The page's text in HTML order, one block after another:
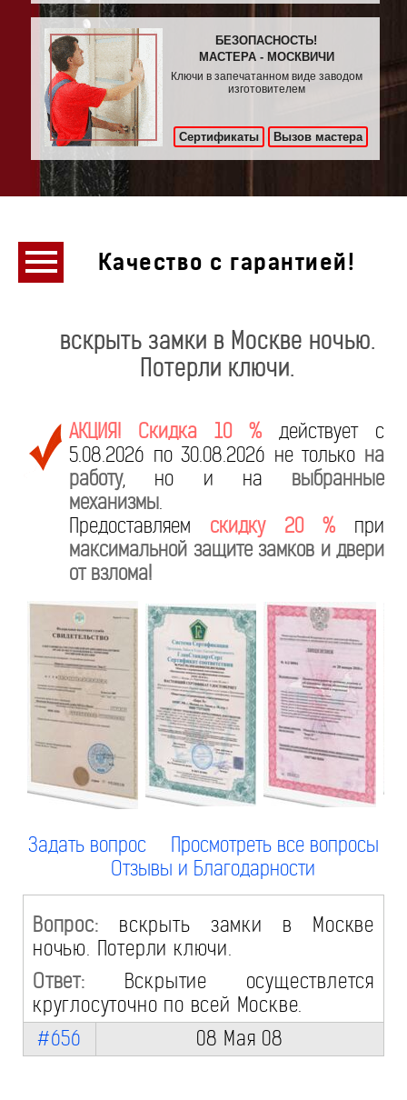
БЕЗОПАСНОСТЬ!
МАСТЕРА - МОСКВИЧИ
Ключи в запечатанном виде заводом
изготовителем
Сертификаты Вызов мастера
Качество с гарантией!
вскрыть замки в Москве ночью.
Потерли ключи.
АКЦИЯ! Скидка 10 % действует с
5.08.2026 по 30.08.2026 не только на
работу, но и на выбранные
механизмы.
Предоставляем скидку 20 % при
максимальной защите замков и двери
от взлома!
Задать вопрос
Просмотреть все вопросы
Отзывы и Благодарности
Вопрос: вскрыть замки в Москве
ночью. Потерли ключи.
Ответ: Вскрытие осуществлется
круглосуточно по всей Москве.
#656
08 Мая 08